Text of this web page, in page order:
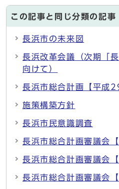
この記事と同じ分類の記事
長浜市の未来図
長浜改革会議（次期「
向けて）
長浜市総合計画【平成
施策構築方針
長浜市民意識調査
長浜市総合計画審議会
長浜市総合計画審議会
長浜市総合計画審議会